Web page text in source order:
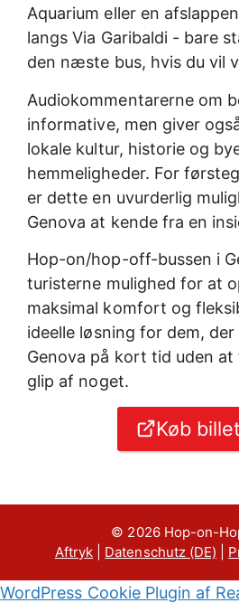
Aquarium eller en
langs Via Garibaldi - bare
den næste bus, hvis du vil
Audiokommentarerne om
informative, men giver
lokale kultur, historie og
hemmeligheder. For
er dette en uvurderlig
Genova at kende fra en
Hop-on/hop-off-bussen i
turisterne mulighed for at
maksimal komfort og
ideelle løsning for dem,
Genova på kort tid uden
glip af noget.
Køb
© 2026 Hop-on-
Aftryk
Datenschutz (DE)
WordPress Cookie Plugin af